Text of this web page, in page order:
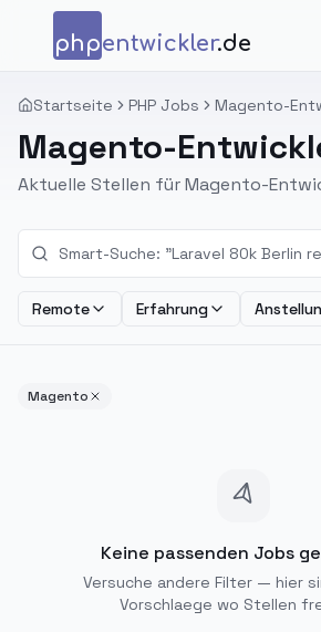
Zum Inhalt springen
phpentwickler.de
Startseite PHP Jobs Magento-
Magento-
Aktuelle Stellen für Magento-
Remote Erfahrung
Magento
Keine passenden Jobs
Versuche andere Filter — hier
Vorschlaege wo Stellen